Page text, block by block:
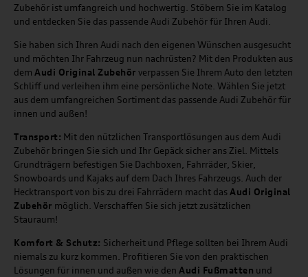
Zubehör ist umfangreich und hochwertig. Stöbern Sie im Katalog
und entdecken Sie das passende Audi Zubehör für Ihren Audi.
Sie haben sich Ihren Audi nach den eigenen Wünschen ausgesucht
und möchten Ihr Fahrzeug nun nachrüsten? Mit den Produkten aus
dem Audi Original Zubehör verpassen Sie Ihrem Auto den letzten
Schliff und verleihen ihm eine persönliche Note. Wählen Sie jetzt
aus dem umfangreichen Sortiment das passende Audi Zubehör für
innen und außen!
Transport: Mit den nützlichen Transportlösungen aus dem Audi
Zubehör bringen Sie sich und Ihr Gepäck sicher ans Ziel. Mittels
Grundträgern befestigen Sie Dachboxen, Fahrräder, Skier,
Snowboards und Kajaks auf dem Dach Ihres Fahrzeugs. Auch der
Hecktransport von bis zu drei Fahrrädern macht das Audi Original
Zubehör möglich. Verschaffen Sie sich jetzt zusätzlichen
Stauraum!
Komfort & Schutz: Sicherheit und Pflege sollten bei Ihrem Audi
niemals zu kurz kommen. Profitieren Sie von den praktischen
Lösungen für innen und außen wie den Audi Fußmatten und